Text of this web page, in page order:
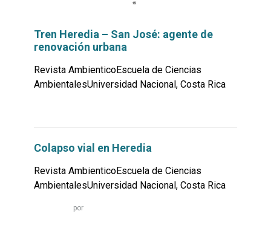
Tren Heredia – San José: agente de
renovación urbana
Revista AmbienticoEscuela de Ciencias
AmbientalesUniversidad Nacional, Costa Rica
Colapso vial en Heredia
Revista AmbienticoEscuela de Ciencias
AmbientalesUniversidad Nacional, Costa Rica
por